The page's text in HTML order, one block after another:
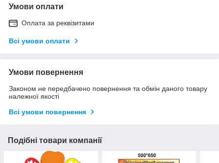
Умови оплати
Оплата за реквізитами
Всі умови оплати
Умови повернення
Законом не передбачено повернення та обмін даного товару
належної якості
Всі умови повернення
Подібні товари компанії